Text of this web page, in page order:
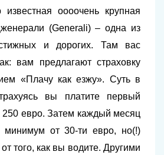
оооочень крупная
(Generali) – одна из
и дорогих. Там вас
вам предлагают страховку
«Плачу как езжу». Суть в
вы платите первый
250 евро. Затем каждый месяц
минимум от 30-ти евро, но(!)
того, как вы водите. Другими